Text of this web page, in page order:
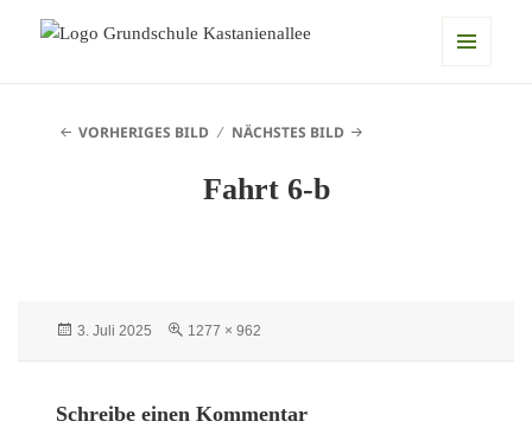
VORHERIGES BILD NÄCHSTES BILD
Fahrt 6-b
Veröffentlicht
3. Juli 2025 Originalgröße
1277 × 962
Schreibe einen Kommentar